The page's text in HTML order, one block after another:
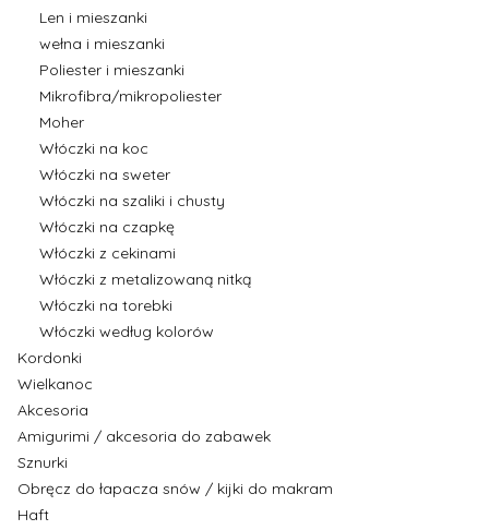
Len i mieszanki
wełna i mieszanki
Poliester i mieszanki
Mikrofibra/mikropoliester
Moher
Włóczki na koc
Włóczki na sweter
Włóczki na szaliki i chusty
Włóczki na czapkę
Włóczki z cekinami
Włóczki z metalizowaną nitką
Włóczki na torebki
Włóczki według kolorów
Kordonki
Wielkanoc
Akcesoria
Amigurimi / akcesoria do zabawek
Sznurki
Obręcz do łapacza snów / kijki do makram
Haft